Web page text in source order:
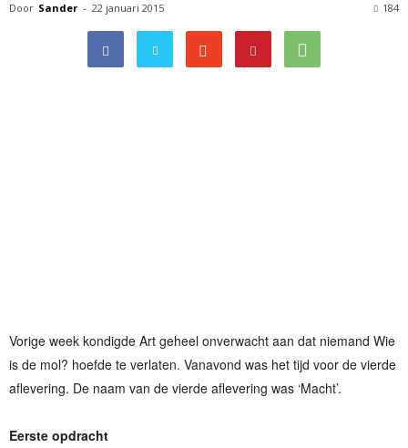
Door Sander - 22 januari 2015 184
Vorige week kondigde Art geheel onverwacht aan dat niemand Wie
is de mol? hoefde te verlaten. Vanavond was het tijd voor de vierde
aflevering. De naam van de vierde aflevering was ‘Macht’.
Eerste opdracht